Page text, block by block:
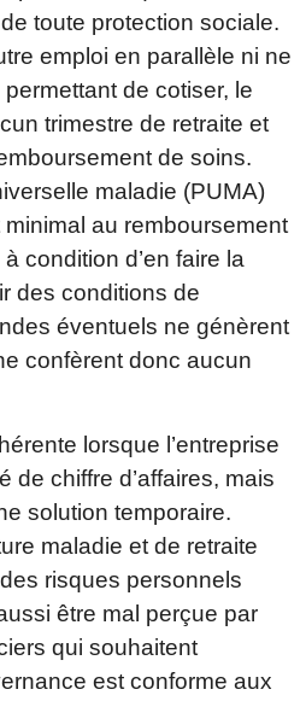
toute protection sociale.
emploi en parallèle ni ne
de cotiser, le
trimestre de retraite et
de soins.
maladie (PUMA)
au remboursement
condition d’en faire la
des conditions de
éventuels ne génèrent
confèrent donc aucun
lorsque l’entreprise
de chiffre d’affaires, mais
solution temporaire.
maladie et de retraite
risques personnels
être mal perçue par
qui souhaitent
est conforme aux